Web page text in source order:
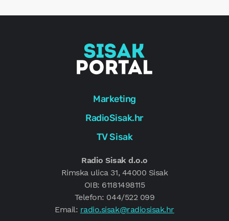
Marketing
RadioSisak.hr
TV Sisak
Radio Sisak d.o.o
Rimska ulica 31, 44000 Sisak
OIB: 61181498115
Telefon: 044/522 099
Email: radio.sisak@radiosisak.hr